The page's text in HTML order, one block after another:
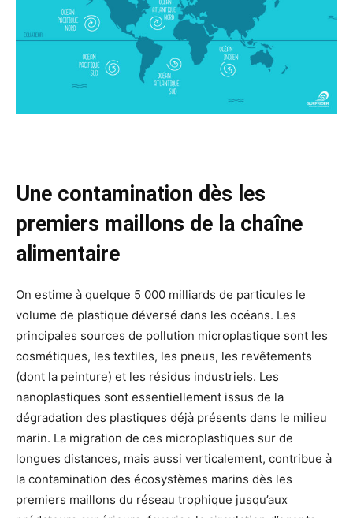
Une contamination dès les
premiers maillons de la chaîne
alimentaire
On estime à quelque 5 000 milliards de particules le
volume de plastique déversé dans les océans. Les
principales sources de pollution microplastique sont les
cosmétiques, les textiles, les pneus, les revêtements
(dont la peinture) et les résidus industriels. Les
nanoplastiques sont essentiellement issus de la
dégradation des plastiques déjà présents dans le milieu
marin. La migration de ces microplastiques sur de
longues distances, mais aussi verticalement, contribue à
la contamination des écosystèmes marins dès les
premiers maillons du réseau trophique jusqu’aux